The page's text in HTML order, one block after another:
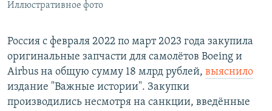
Все сайты РСЕ/РС
Иллюстративное фото
Россия с февраля 2022 по март 2023 года закупила
оригинальные запчасти для самолётов Boeing и
Airbus на общую сумму 18 млрд рублей, выяснило
издание "Важные истории". Закупки
производились несмотря на санкции, введённые